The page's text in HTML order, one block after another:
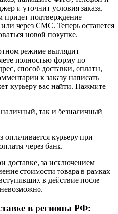
и уточнит условия заказа.
придет подтверждение
через СМС. Теперь останется
новой покупке.
режиме выглядит
полностью форму по
способ доставки, оплаты,
к заказу написать
курьеру вас найти. Нажмите
так и безналичный
оплачивается курьеру при
через банк.
доставке, за исключением
стоимости товара в рамках
в действие после
в регионы РФ: